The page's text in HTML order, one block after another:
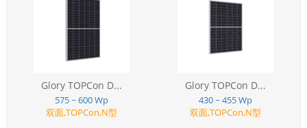
Glory TOPCon D...
575 ~ 600 Wp
双面,TOPCon,N型
Glory TOPCon D...
430 ~ 455 Wp
双面,TOPCon,N型